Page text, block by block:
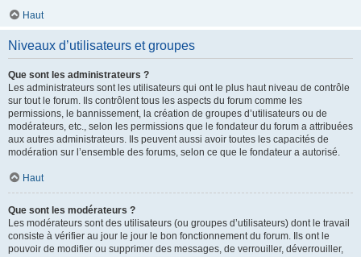
Haut
Niveaux d’utilisateurs et groupes
Que sont les administrateurs ?
Les administrateurs sont les utilisateurs qui ont le plus haut niveau de contrôle
sur tout le forum. Ils contrôlent tous les aspects du forum comme les
permissions, le bannissement, la création de groupes d’utilisateurs ou de
modérateurs, etc., selon les permissions que le fondateur du forum a attribuées
aux autres administrateurs. Ils peuvent aussi avoir toutes les capacités de
modération sur l’ensemble des forums, selon ce que le fondateur a autorisé.
Haut
Que sont les modérateurs ?
Les modérateurs sont des utilisateurs (ou groupes d’utilisateurs) dont le travail
consiste à vérifier au jour le jour le bon fonctionnement du forum. Ils ont le
pouvoir de modifier ou supprimer des messages, de verrouiller, déverrouiller,